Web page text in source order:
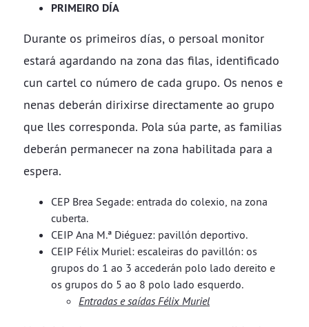
PRIMEIRO DÍA
Durante os primeiros días, o persoal monitor
estará agardando na zona das filas, identificado
cun cartel co número de cada grupo. Os nenos e
nenas deberán dirixirse directamente ao grupo
que lles corresponda. Pola súa parte, as familias
deberán permanecer na zona habilitada para a
espera.
CEP Brea Segade: entrada do colexio, na zona
cuberta.
CEIP Ana M.ª Diéguez: pavillón deportivo.
CEIP Félix Muriel: escaleiras do pavillón: os
grupos do 1 ao 3 accederán polo lado dereito e
os grupos do 5 ao 8 polo lado esquerdo.
Entradas e saídas Félix Muriel